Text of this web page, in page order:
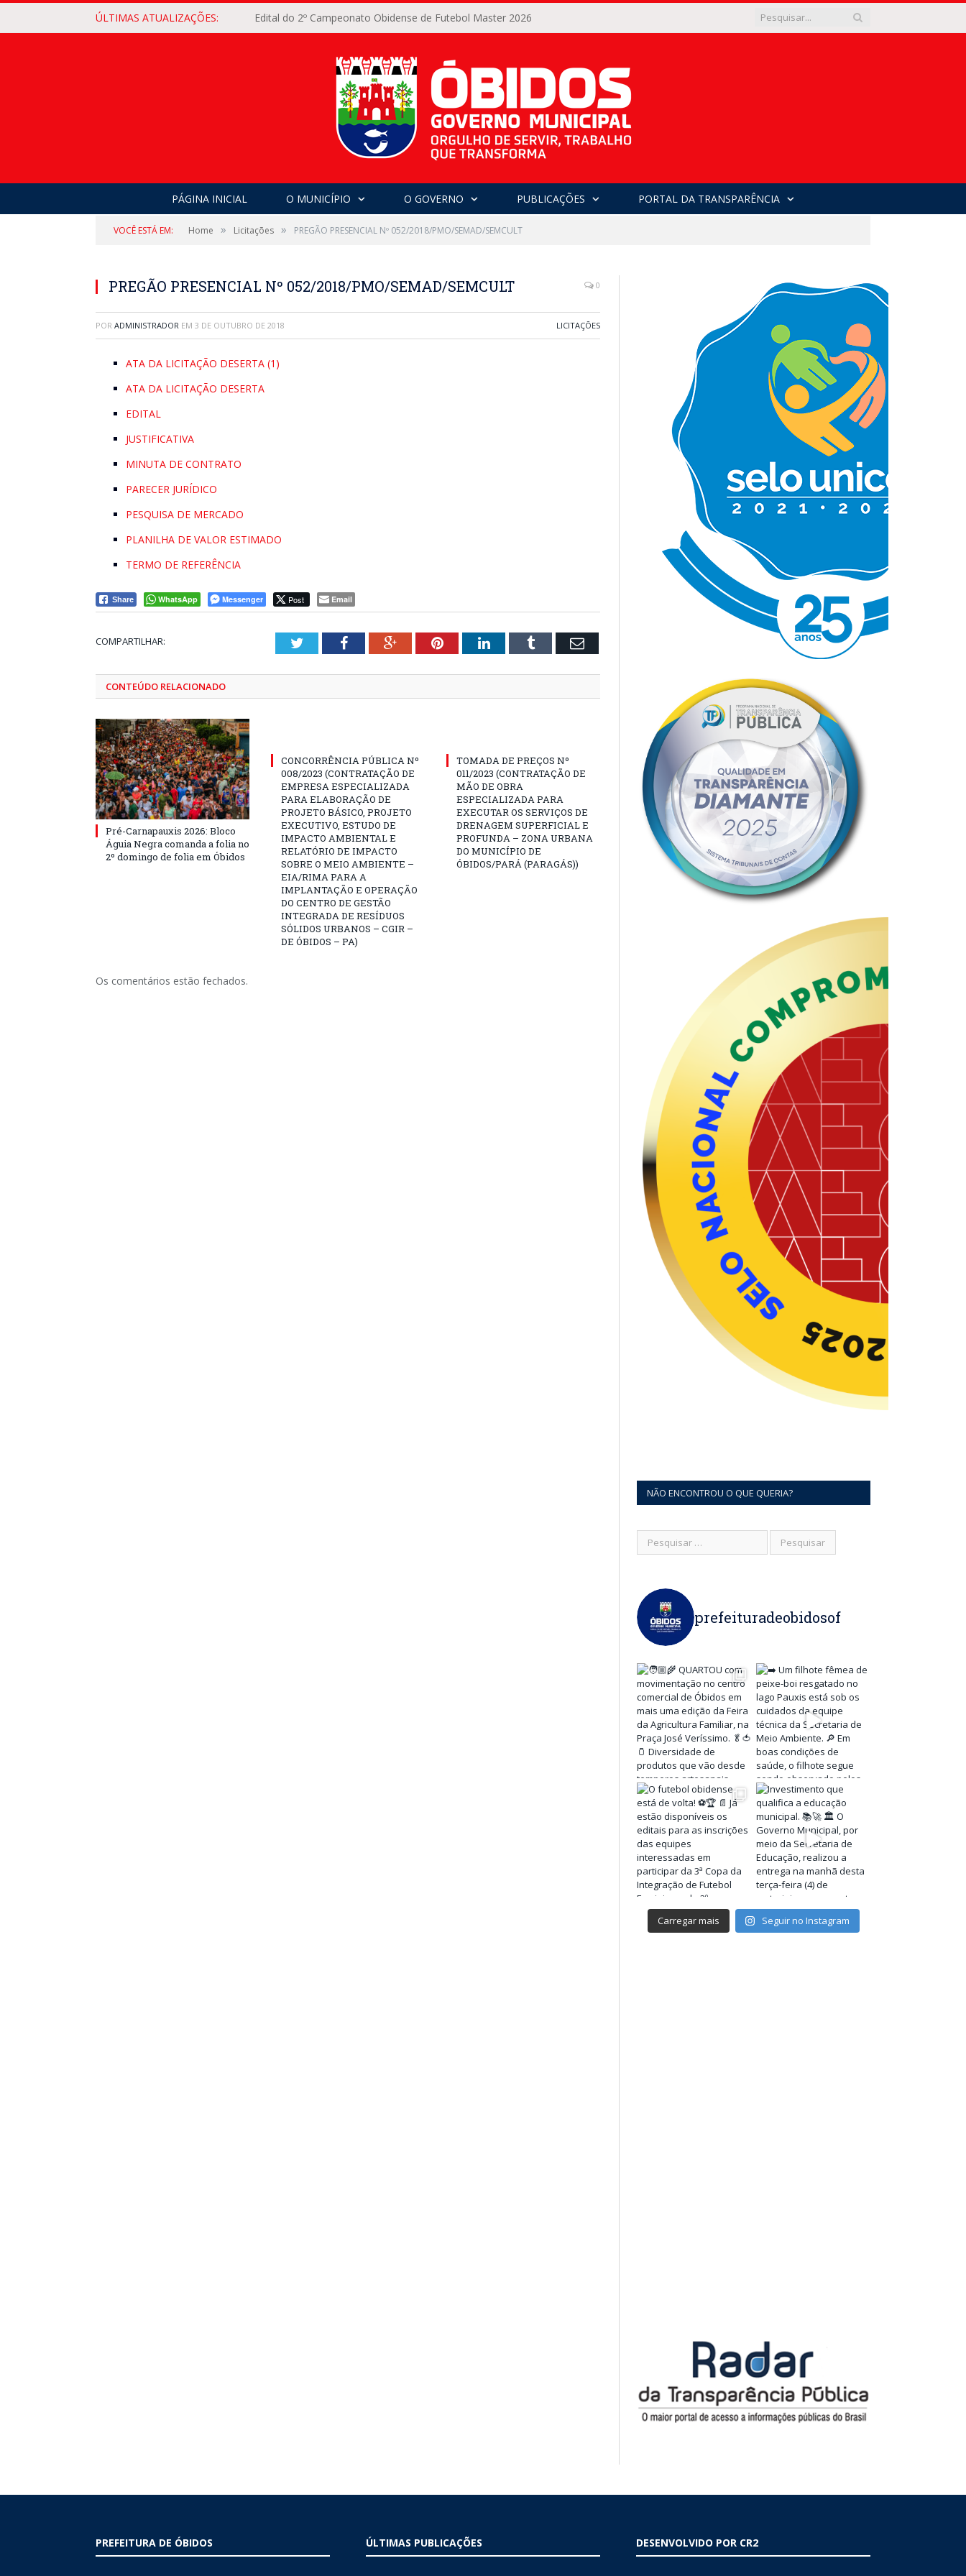
ÚLTIMAS ATUALIZAÇÕES: Edital do 2º Campeonato Obidense de Futebol Master 2026
PÁGINA INICIAL O MUNICÍPIO O GOVERNO PUBLICAÇÕES PORTAL DA TRANSPARÊNCIA
VOCÊ ESTÁ EM: Home » Licitações » PREGÃO PRESENCIAL Nº 052/2018/PMO/SEMAD/SEMCULT
PREGÃO PRESENCIAL Nº 052/2018/PMO/SEMAD/SEMCULT 0
POR ADMINISTRADOR EM 3 DE OUTUBRO DE 2018 LICITAÇÕES
ATA DA LICITAÇÃO DESERTA (1)
ATA DA LICITAÇÃO DESERTA
EDITAL
JUSTIFICATIVA
MINUTA DE CONTRATO
PARECER JURÍDICO
PESQUISA DE MERCADO
PLANILHA DE VALOR ESTIMADO
TERMO DE REFERÊNCIA
Share WhatsApp Messenger Post Email
COMPARTILHAR: TwitterFacebookGoogle+PinterestLinkedInTumblr Email
CONTEÚDO RELACIONADO
Pré-Carnapauxis 2026: Bloco
Águia Negra comanda a folia no
2º domingo de folia em Óbidos
CONCORRÊNCIA PÚBLICA Nº
008/2023 (CONTRATAÇÃO DE
EMPRESA ESPECIALIZADA
PARA ELABORAÇÃO DE
PROJETO BÁSICO, PROJETO
EXECUTIVO, ESTUDO DE
IMPACTO AMBIENTAL E
RELATÓRIO DE IMPACTO
SOBRE O MEIO AMBIENTE –
EIA/RIMA PARA A
IMPLANTAÇÃO E OPERAÇÃO
DO CENTRO DE GESTÃO
INTEGRADA DE RESÍDUOS
SÓLIDOS URBANOS – CGIR –
DE ÓBIDOS – PA)
TOMADA DE PREÇOS Nº
011/2023 (CONTRATAÇÃO DE
MÃO DE OBRA
ESPECIALIZADA PARA
EXECUTAR OS SERVIÇOS DE
DRENAGEM SUPERFICIAL E
PROFUNDA – ZONA URBANA
DO MUNICÍPIO DE
ÓBIDOS/PARÁ (PARAGÁS))
Os comentários estão fechados.
NÃO ENCONTROU O QUE QUERIA?
prefeituradeobidosof
Carregar mais Seguir no Instagram
PREFEITURA DE ÓBIDOS ÚLTIMAS PUBLICAÇÕES DESENVOLVIDO POR CR2